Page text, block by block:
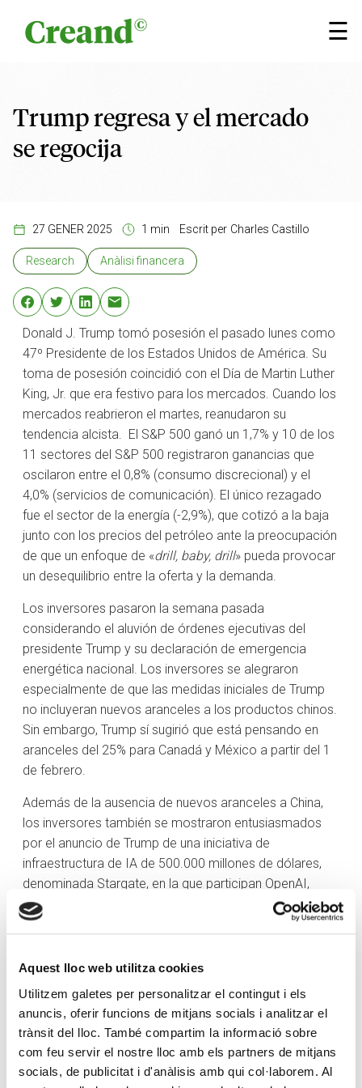
Aquest lloc web utilitza cookies
Utilitzem galetes per personalitzar el contingut i els
anuncis, oferir funcions de mitjans socials i analitzar el
trànsit del lloc. També compartim la informació sobre
com feu servir el nostre lloc amb els partners de mitjans
socials, de publicitat i d'anàlisis amb qui col·laborem. Al
☰
×
Trump regresa y el mercado
se regocija
27 GENER 2025 1 min Escrit per Charles Castillo
Research Anàlisi financera
Donald J. Trump tomó posesión el pasado lunes como
47º Presidente de los Estados Unidos de América. Su
toma de posesión coincidió con el Día de Martin Luther
King, Jr. que era festivo para los mercados. Cuando los
mercados reabrieron el martes, reanudaron su
tendencia alcista. El S&P 500 ganó un 1,7% y 10 de los
11 sectores del S&P 500 registraron ganancias que
oscilaron entre el 0,8% (consumo discrecional) y el
4,0% (servicios de comunicación). El único rezagado
fue el sector de la energía (-2,9%), que cotizó a la baja
junto con los precios del petróleo ante la preocupación
de que un enfoque de «drill, baby, drill» pueda provocar
un desequilibrio entre la oferta y la demanda.
Los inversores pasaron la semana pasada
considerando el aluvión de órdenes ejecutivas del
presidente Trump y su declaración de emergencia
energética nacional. Los inversores se alegraron
especialmente de que las medidas iniciales de Trump
no incluyeran nuevos aranceles a los productos chinos.
Sin embargo, Trump sí sugirió que está pensando en
aranceles del 25% para Canadá y México a partir del 1
de febrero.
Además de la ausencia de nuevos aranceles a China,
los inversores también se mostraron entusiasmados
por el anuncio de Trump de una iniciativa de
infraestructura de IA de 500.000 millones de dólares,
denominada Stargate, en la que participan OpenAI,
Softbank y Oracle (ORCL).
El presidente Trump declaró que exigirá que los tipos de
disparo directo al presidente de la Fed, Jerome Powell,
que dirigirá la reunión del FOMC los días 28 y 29 de
enero. Trump dijo después a los periodistas que cree
que sabe más sobre tipos de interés que Powell, que
hablará con él «en el momento adecuado» y que cree
que la Fed le escuchará.